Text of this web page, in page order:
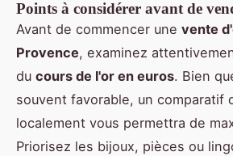
Points à considérer avant de
Avant de commencer une vente
Provence, examinez
du cours de l'or en euros. Bien
souvent favorable, un comparatif
localement vous permettra de
Priorisez les bijoux, pièces ou